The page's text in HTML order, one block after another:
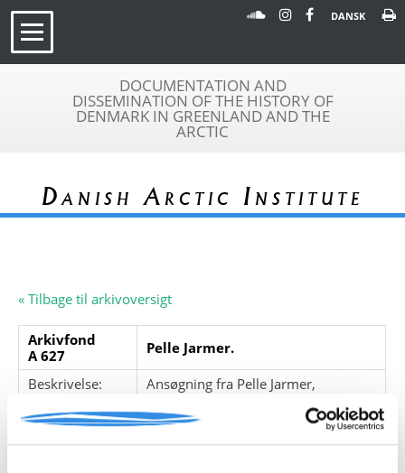
DANSK
DOCUMENTATION AND
DISSEMINATION OF THE HISTORY OF
DENMARK IN GREENLAND AND THE
ARCTIC
Danish Arctic Institute
« Tilbage til arkivoversigt
Arkivfond
A 627
Pelle Jarmer.
Beskrivelse:
Ansøgning fra Pelle Jarmer,
teleafdeling 1962-69. Sanghæfte fra
Telefest 1960'erne og love for Tele
Veteranklub 1997.